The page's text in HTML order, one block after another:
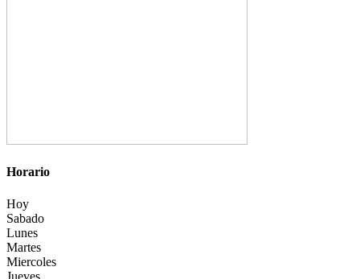
Horario
Hoy
Sabado
Lunes
Martes
Miercoles
Jueves